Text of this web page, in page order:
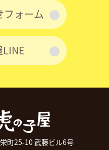
フォーム
町25-10 武藤ビル6号